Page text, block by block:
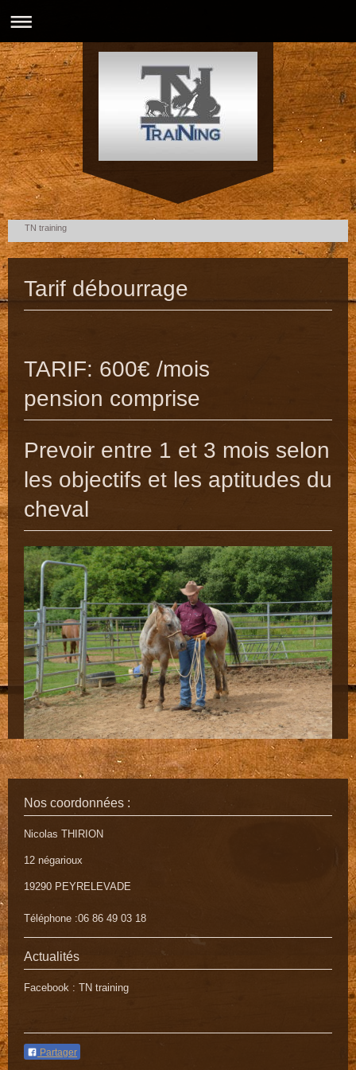
TN training
Tarif débourrage
TARIF: 600€ /mois
pension comprise
Prevoir entre 1 et 3 mois selon
les objectifs et les aptitudes du
cheval
Nos coordonnées :
Nicolas THIRION
12 négarioux
19290 PEYRELEVADE
Téléphone :06 86 49 03 18
Actualités
Facebook : TN training
Partager